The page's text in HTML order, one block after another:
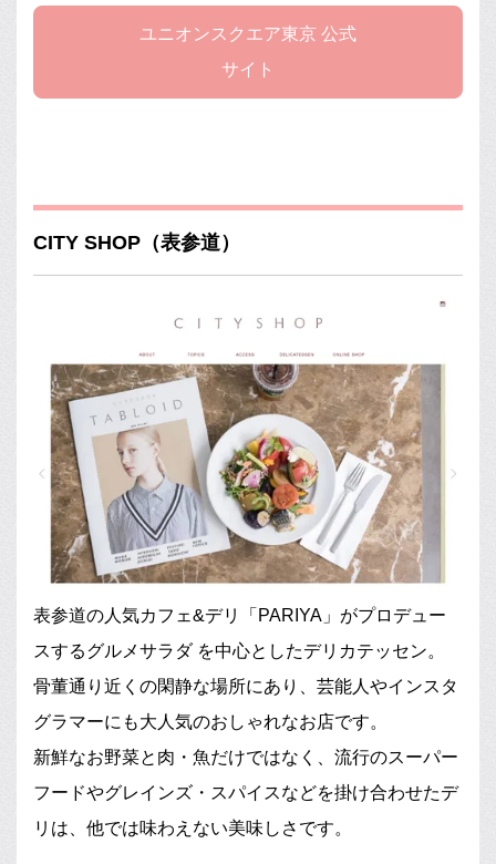
ユニオンスクエア東京 公式
サイト
CITY SHOP（表参道）
表参道の人気カフェ&デリ「PARIYA」がプロデュー
スするグルメサラダ を中心としたデリカテッセン。
骨董通り近くの閑静な場所にあり、芸能人やインスタ
グラマーにも大人気のおしゃれなお店です。
新鮮なお野菜と肉・魚だけではなく、流行のスーパー
フードやグレインズ・スパイスなどを掛け合わせたデ
リは、他では味わえない美味しさです。